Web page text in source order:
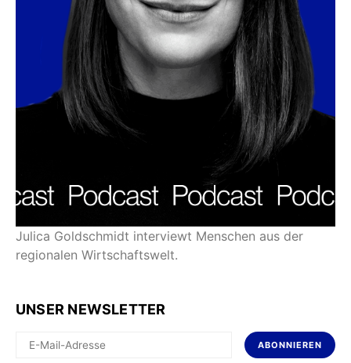
Julica Goldschmidt interviewt Menschen aus der
regionalen Wirtschaftswelt.
UNSER NEWSLETTER
ABONNIEREN